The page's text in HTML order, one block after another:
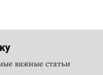
важные статьи